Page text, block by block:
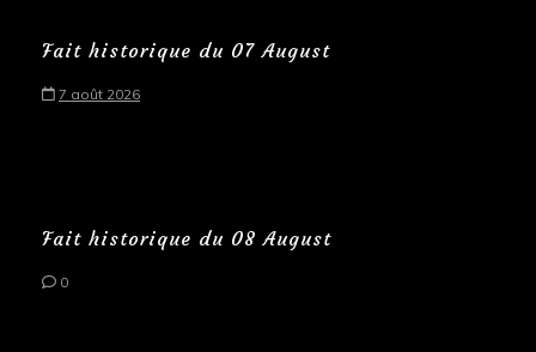
Fait historique du 07 August
7 août 2026
Fait historique du 08 August
0